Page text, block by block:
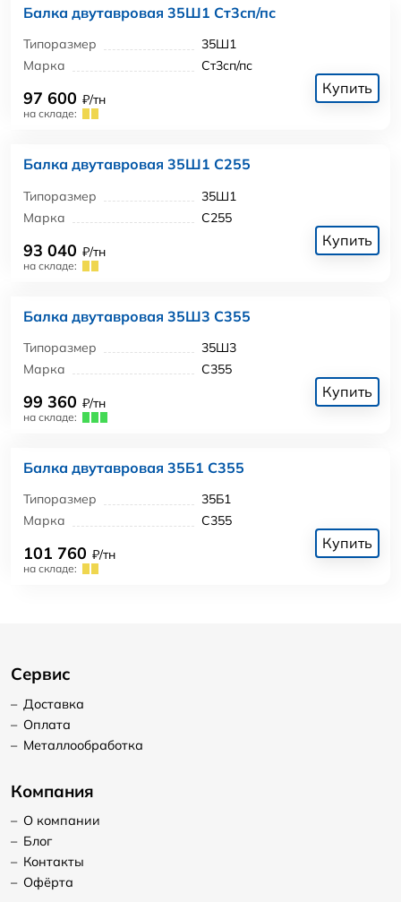
Балка двутавровая 35Ш1 Ст3сп/пс
Типоразмер
35Ш1
Марка
Ст3сп/пс
97 600 ₽/тн
на складе:
Купить
Балка двутавровая 35Ш1 С255
Типоразмер
35Ш1
Марка
С255
93 040 ₽/тн
на складе:
Купить
Балка двутавровая 35Ш3 С355
Типоразмер
35Ш3
Марка
С355
99 360 ₽/тн
на складе:
Купить
Балка двутавровая 35Б1 С355
Типоразмер
35Б1
Марка
С355
101 760 ₽/тн
на складе:
Купить
Сервис
– Доставка
– Оплата
– Металлообработка
Компания
– О компании
– Блог
– Контакты
– Офёрта